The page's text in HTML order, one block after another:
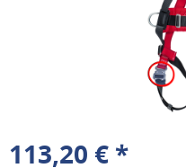
113,20 € *